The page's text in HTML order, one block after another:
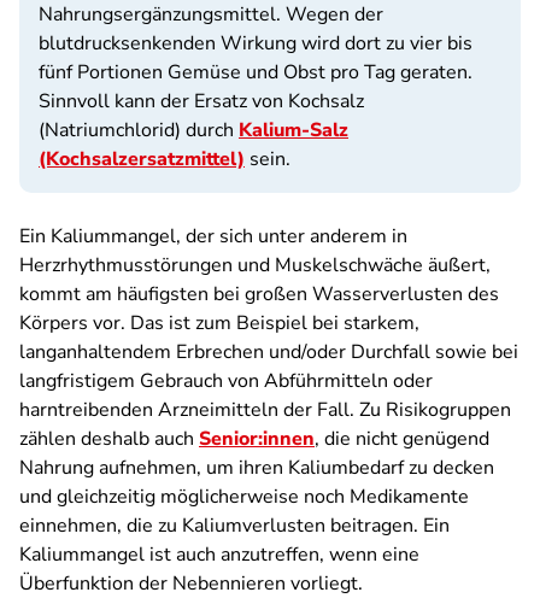
Nahrungsergänzungsmittel. Wegen der
blutdrucksenkenden Wirkung wird dort zu vier bis
fünf Portionen Gemüse und Obst pro Tag geraten.
Sinnvoll kann der Ersatz von Kochsalz
(Natriumchlorid) durch Kalium-Salz
(Kochsalzersatzmittel) sein.
Ein Kaliummangel, der sich unter anderem in
Herzrhythmusstörungen und Muskelschwäche äußert,
kommt am häufigsten bei großen Wasserverlusten des
Körpers vor. Das ist zum Beispiel bei starkem,
langanhaltendem Erbrechen und/oder Durchfall sowie bei
langfristigem Gebrauch von Abführmitteln oder
harntreibenden Arzneimitteln der Fall. Zu Risikogruppen
zählen deshalb auch Senior:innen, die nicht genügend
Nahrung aufnehmen, um ihren Kaliumbedarf zu decken
und gleichzeitig möglicherweise noch Medikamente
einnehmen, die zu Kaliumverlusten beitragen. Ein
Kaliummangel ist auch anzutreffen, wenn eine
Überfunktion der Nebennieren vorliegt.